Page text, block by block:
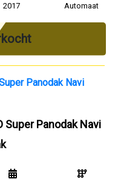
2017
Automaat
Super Panodak Navi